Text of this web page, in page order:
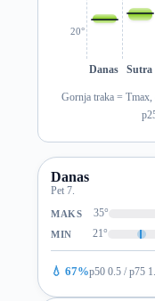
20°
Danas Sutra
Gornja traka = Tmax,
Danas
Pet 7.
MAKS 35°
MIN 21°
💧 67%p50 0.5 / p75